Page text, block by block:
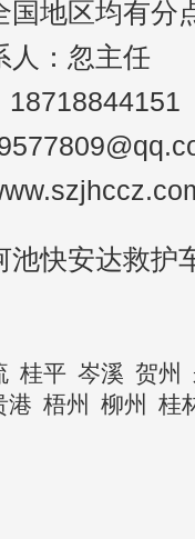
国地区均有分
人：忽主任
18718844151
池快安达救护
桂平 岑溪 贺州
港 梧州 柳州 桂